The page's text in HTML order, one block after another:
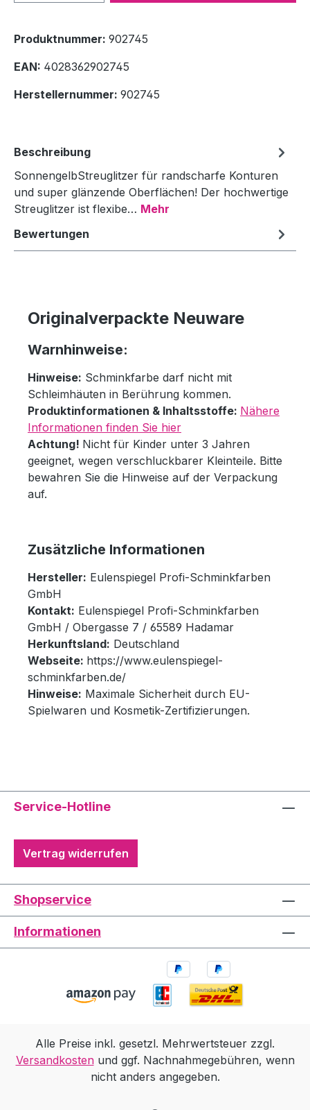
Produktnummer: 902745
EAN: 4028362902745
Herstellernummer: 902745
Beschreibung
SonnengelbStreuglitzer für randscharfe Konturen
und super glänzende Oberflächen! Der hochwertige
Streuglitzer ist flexibe… Mehr
Bewertungen
Originalverpackte Neuware
Warnhinweise:
Hinweise: Schminkfarbe darf nicht mit
Schleimhäuten in Berührung kommen.
Produktinformationen & Inhaltsstoffe: Nähere
Informationen finden Sie hier
Achtung! Nicht für Kinder unter 3 Jahren
geeignet, wegen verschluckbarer Kleinteile. Bitte
bewahren Sie die Hinweise auf der Verpackung
auf.
Zusätzliche Informationen
Hersteller: Eulenspiegel Profi-Schminkfarben
GmbH
Kontakt: Eulenspiegel Profi-Schminkfarben
GmbH / Obergasse 7 / 65589 Hadamar
Herkunftsland: Deutschland
Webseite: https://www.eulenspiegel-
schminkfarben.de/
Hinweise: Maximale Sicherheit durch EU-
Spielwaren und Kosmetik-Zertifizierungen.
Service-Hotline
Vertrag widerrufen
Shopservice
Informationen
Alle Preise inkl. gesetzl. Mehrwertsteuer zzgl.
Versandkostenund ggf. Nachnahmegebühren, wenn
nicht anders angegeben.